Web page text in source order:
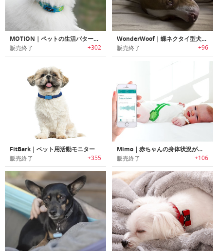
MOTION｜ペットの生活パターンが分かるペットのウェアラブル「モーション」
販売終了 +302
WonderWoof｜蝶ネクタイ型犬用運動トラッカー「ワンダーウーフ」
販売終了 +96
FitBark｜ペット用活動モニター
販売終了 +355
Mimo｜赤ちゃんの身体状況が瞬時にわかるスマートベビー服「ミーモ」
販売終了 +106